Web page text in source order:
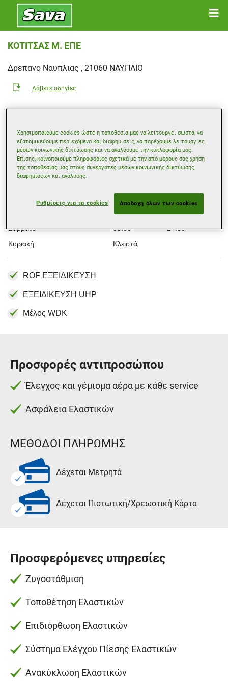
ΚΟΤΙΤΣΑΣ Μ. ΕΠΕ
Δρεπανο Ναυπλιας , 21060 ΝΑΥΠΛΙΟ
Λάβετε οδηγίες
Ώρες λειτουργίας
Δευτέρα 08:00
20:00
Τρίτη
08:00
20:00
08:00
20:00
Σάββατο
08:30
14:30
Κυριακή
Κλειστά
ROF ΕΞΕΙΔΙΚΕΥΣΗ
ΕΞΕΙΔΙΚΕΥΣΗ UHP
Μέλος WDK
Προσφορές αντιπροσώπου
Έλεγχος και γέμισμα αέρα με κάθε service
Ασφάλεια Ελαστικών
ΜΈΘΟΔΟΙ ΠΛΗΡΩΜΉΣ
Δέχεται Μετρητά
Δέχεται Πιστωτική/Χρεωστική Κάρτα
Προσφερόμενες υπηρεσίες
Ζυγοστάθμιση
Τοποθέτηση Ελαστικών
Επιδιόρθωση Ελαστικών
Σύστημα Ελέγχου Πίεσης Ελαστικών
Ανακύκλωση Ελαστικών
Χρησιμοποιούμε cookies ώστε η τοποθεσία μας να λειτουργεί σωστά, να
εξατομικεύουμε περιεχόμενο και διαφημίσεις, να παρέχουμε λειτουργίες
μέσων κοινωνικής δικτύωσης και να αναλύουμε την κυκλοφορία μας.
Επίσης, κοινοποιούμε πληροφορίες σχετικά με την από μέρους σας χρήση
της τοποθεσίας μας στους συνεργάτες μέσων κοινωνικής δικτύωσης,
διαφημίσεων και ανάλυσης.
Ρυθμίσεις για τα cookies Αποδοχή όλων των cookies